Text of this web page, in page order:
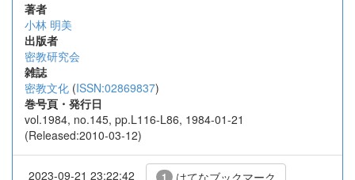
著者
小林 明美
出版者
密教研究会
雑誌
密教文化 (ISSN:02869837)
巻号頁・発行日
vol.1984, no.145, pp.L116-L86, 1984-01-21
(Released:2010-03-12)
2023-09-21 23:22:42 1 はてなブックマーク